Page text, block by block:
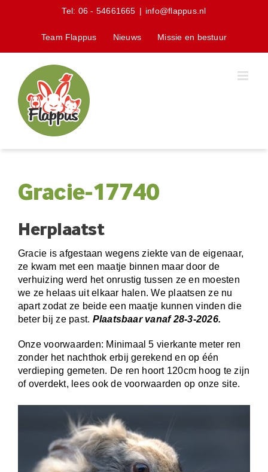
Tel: 06 - 54661665 | info@flappus.nl
Team Flappus Nieuws Missie en bestuur
Gracie-17740
Herplaatst
Gracie is afgestaan wegens ziekte van de eigenaar,
ze kwam met een maatje binnen maar door de
verhuizing werd het onrustig tussen ze en moesten
we ze helaas uit elkaar halen. We plaatsen ze nu
apart zodat ze beide een maatje kunnen vinden die
beter bij ze past. Plaatsbaar vanaf 28-3-2026.
Onze voorwaarden: Minimaal 5 vierkante meter ren
zonder het nachthok erbij gerekend en op één
verdieping gemeten. De ren hoort 120cm hoog te zijn
of overdekt, lees ook de voorwaarden op onze site.